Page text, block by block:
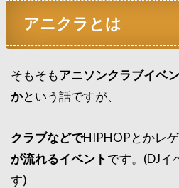
アニクラとは
そもそもアニソンクラブイベ
かという話ですが、
クラブなどでHIPHOPとかレ
が流れるイベントです。(DJイ
す)